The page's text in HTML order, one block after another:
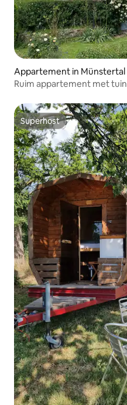
Appartement in Münstertal
Ruim appartement met tuin
Superhost
Superhost